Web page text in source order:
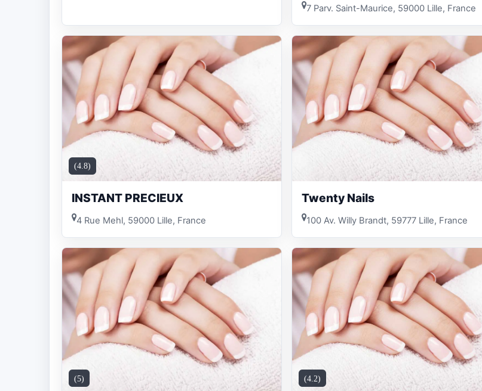
7 Parv. Saint-Maurice, 59000 Lille, France
(4.8)
INSTANT PRECIEUX
4 Rue Mehl, 59000 Lille, France
Twenty Nails
100 Av. Willy Brandt, 59777 Lille, France
(5) (4.2)